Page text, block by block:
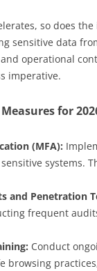
so does
sensitive data
operational
imperative.
for
(MFA):
systems.
and Penetration
frequent
Conduct
browsing